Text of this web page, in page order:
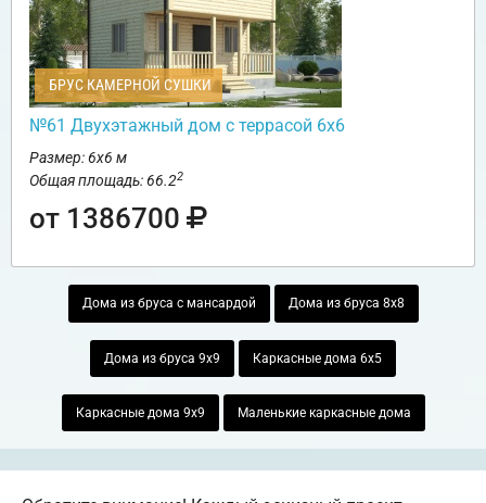
БРУС КАМЕРНОЙ СУШКИ
№61 Двухэтажный дом с террасой 6х6
Размер: 6х6 м
Общая площадь: 66.22
от 1386700
Дома из бруса с мансардой Дома из бруса 8х8
Дома из бруса 9х9 Каркасные дома 6х5
Каркасные дома 9х9 Маленькие каркасные дома